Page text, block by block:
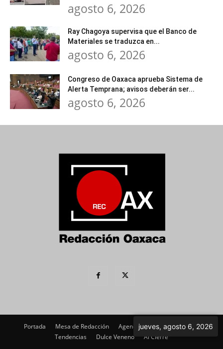
agosto 6, 2026
Ray Chagoya supervisa que el Banco de
Materiales se traduzca en...
agosto 6, 2026
Congreso de Oaxaca aprueba Sistema de
Alerta Temprana; avisos deberán ser...
agosto 6, 2026
Portada Mesa de Redacción Agenda Política
Imagen
Tendencias
Dulce Veneno Al Cierre
jueves, agosto 6, 2026